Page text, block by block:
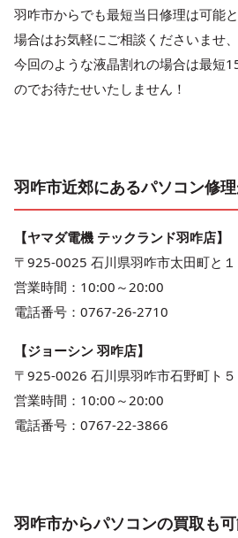
羽咋市からでも最短当日修理は可能
場合はお気軽にご相談くださいませ、
今回のような液晶割れの場合は最短
のでお待たせいたしません！
羽咋市近郊にあるパソコン修
【ヤマダ電機 テックランド羽咋店】
〒925-0025 石川県羽咋市太田町と１
営業時間：10:00～20:00
電話番号：0767-26-2710
【ジョーシン 羽咋店】
〒925-0026 石川県羽咋市石野町ト５
営業時間：10:00～20:00
電話番号：0767-22-3866
羽咋市からパソコンの買取も